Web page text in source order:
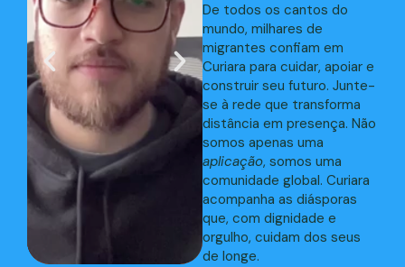
De todos os cantos do
mundo, milhares de
migrantes confiam em
Curiara para cuidar, apoiar e
construir seu futuro. Junte-
se à rede que transforma
distância em presença. Não
somos apenas uma
aplicação, somos uma
comunidade global. Curiara
acompanha as diásporas
que, com dignidade e
orgulho, cuidam dos seus
de longe.